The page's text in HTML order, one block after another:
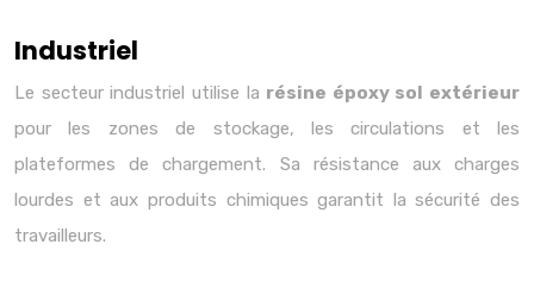
Industriel
Le secteur industriel utilise la résine époxy sol extérieur
pour les zones de stockage, les circulations et les
plateformes de chargement. Sa résistance aux charges
lourdes et aux produits chimiques garantit la sécurité des
travailleurs.